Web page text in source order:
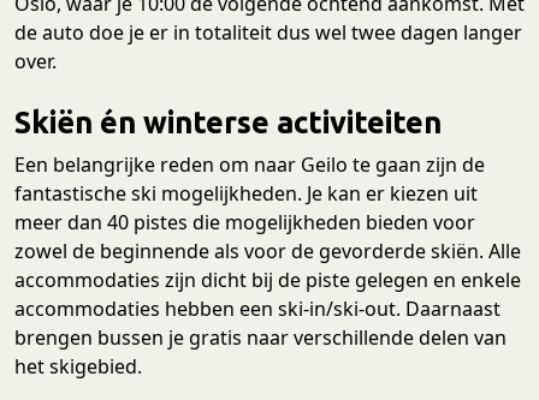
de auto doe je er in totaliteit dus wel twee dagen langer
over.
Skiën én winterse activiteiten
Een belangrijke reden om naar Geilo te gaan zijn de
fantastische ski mogelijkheden. Je kan er kiezen uit
meer dan 40 pistes die mogelijkheden bieden voor
zowel de beginnende als voor de gevorderde skiën. Alle
accommodaties zijn dicht bij de piste gelegen en enkele
accommodaties hebben een ski-in/ski-out. Daarnaast
brengen bussen je gratis naar verschillende delen van
het skigebied.